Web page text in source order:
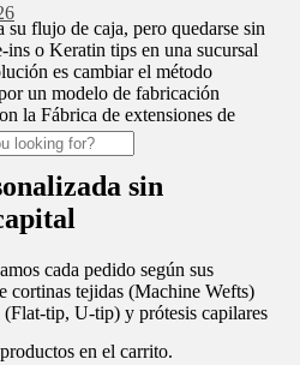
en el carrito.
su flujo de caja, pero quedarse sin
ins o Keratin tips en una sucursal
es cambiar el método
un modelo de fabricación
la Fábrica de extensiones de
sin
cada pedido según sus
cortinas tejidas (Machine Wefts)
(Flat-tip, U-tip) y prótesis capilares